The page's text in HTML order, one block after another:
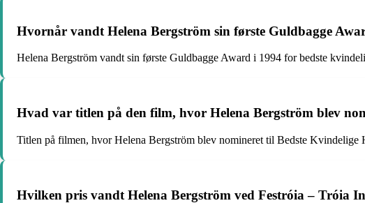
Hvornår vandt Helena Bergström sin første Guldbagge
Helena Bergström vandt sin første Guldbagge Award i 1994 for bedste
Hvad var titlen på den film, hvor Helena Bergström blev
Titlen på filmen, hvor Helena Bergström blev nomineret til Bedste
Hvilken pris vandt Helena Bergström ved Festróia – Tróia